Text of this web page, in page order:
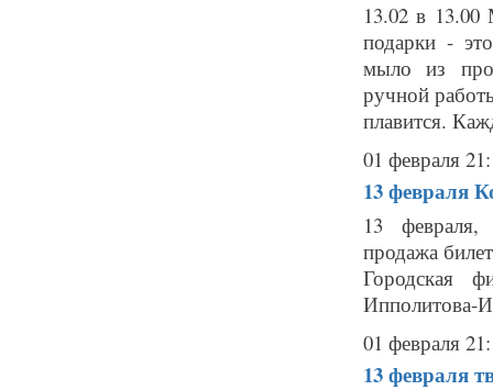
13.02 в
подарки -
мыло из
ручной
плавится.
01 февраля
13 февраля
13 февраля,
продажа
Городская
Ипполитова-
01 февраля
13 февраля